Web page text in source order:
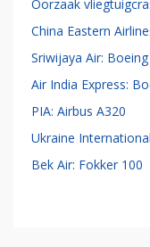
Oorzaak
China Eastern
Sriwijaya Air:
Air India Express:
PIA: Airbus A320
Ukraine
Bek Air: Fokker 100